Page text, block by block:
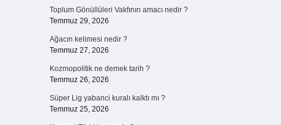
Toplum Gönüllüleri Vakfının amacı nedir ?
Temmuz 29, 2026
Ağacın kelimesi nedir ?
Temmuz 27, 2026
Kozmopolitik ne demek tarih ?
Temmuz 26, 2026
Süper Lig yabanci kuralı kalktı mı ?
Temmuz 25, 2026